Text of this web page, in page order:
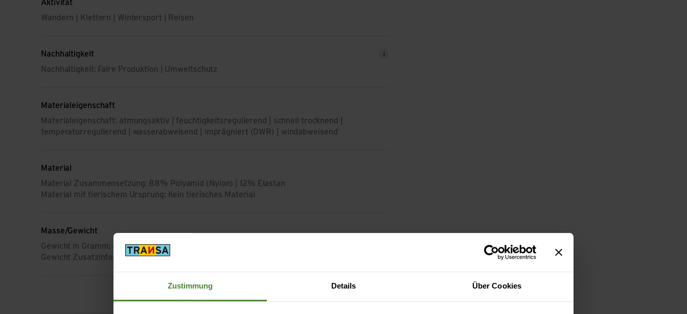
Zustimmung Details Über Cookies
Aktivität
Wandern | Klettern | Wintersport | Reisen
Nachhaltigkeit
Nachhaltigkeit: Faire Produktion | Umweltschutz
Materialeigenschaft
Materialeigenschaft: atmungsaktiv | feuchtigkeitsregulierend | schnell trocknend |
temperaturregulierend | wasserabweisend | imprägniert (DWR) | windabweisend
Material
Material Zusammensetzung: 88% Polyamid (Nylon) | 12% Elastan
Material mit tierischem Ursprung: Kein tierisches Material
Masse/Gewicht
Gewicht in Gramm: 425 g
Gewicht Zusatzinformation: Grösse L